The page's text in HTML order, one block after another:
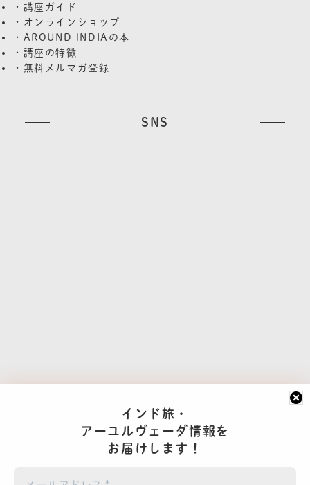
インド旅・
アーユルヴェーダ情報を
お届けします！
・講座ガイド
・オンラインショップ
・AROUND INDIAの本
・講座の特徴
・無料メルマガ登録
SNS